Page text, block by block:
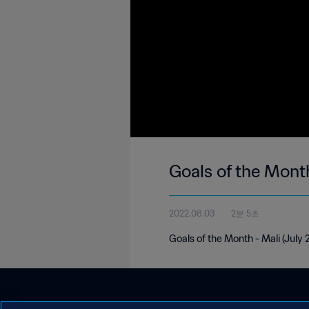
Goals of the
2022.08.03 2분 5초
Goals of the Month - Mali (July